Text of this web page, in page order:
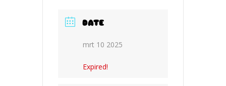
DATE
mrt 10 2025
Expired!